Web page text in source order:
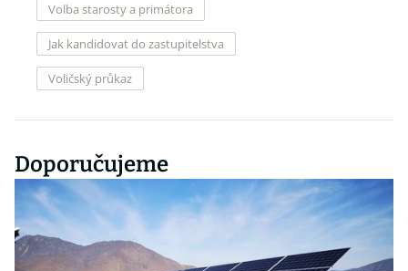
Volba starosty a primátora
Jak kandidovat do zastupitelstva
Voličský průkaz
Doporučujeme